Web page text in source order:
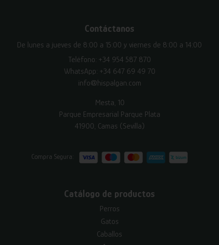
Contáctanos
De lunes a jueves de 8:00 a 15:00 y viernes de 8:00 a 14:00
Teléfono: +34 954 587 870
WhatsApp: +34 647 69 49 70
info@hispalgan.com
Mesta, 10
Parque Empresarial Parque Plata
41900, Camas (Sevilla)
Compra Segura:
Catálogo de productos
Perros
Gatos
Caballos